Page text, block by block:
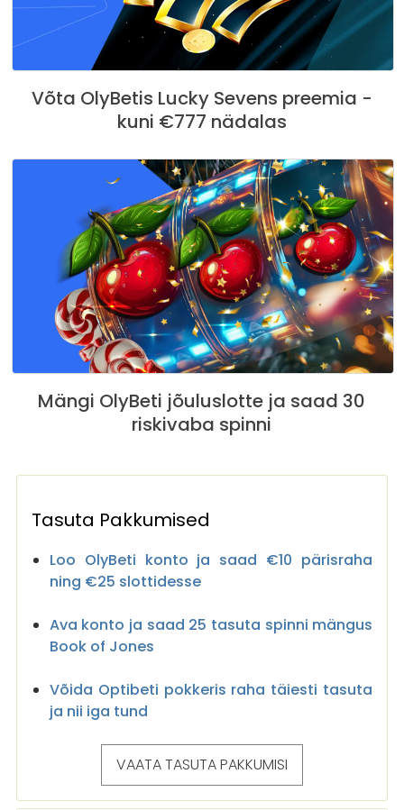
Võta OlyBetis Lucky Sevens preemia -
kuni €777 nädalas
Mängi OlyBeti jõuluslotte ja saad 30
riskivaba spinni
Tasuta Pakkumised
Loo OlyBeti konto ja saad €10 pärisraha
ning €25 slottidesse
Ava konto ja saad 25 tasuta spinni mängus
Book of Jones
Võida Optibeti pokkeris raha täiesti tasuta
ja nii iga tund
VAATA TASUTA PAKKUMISI